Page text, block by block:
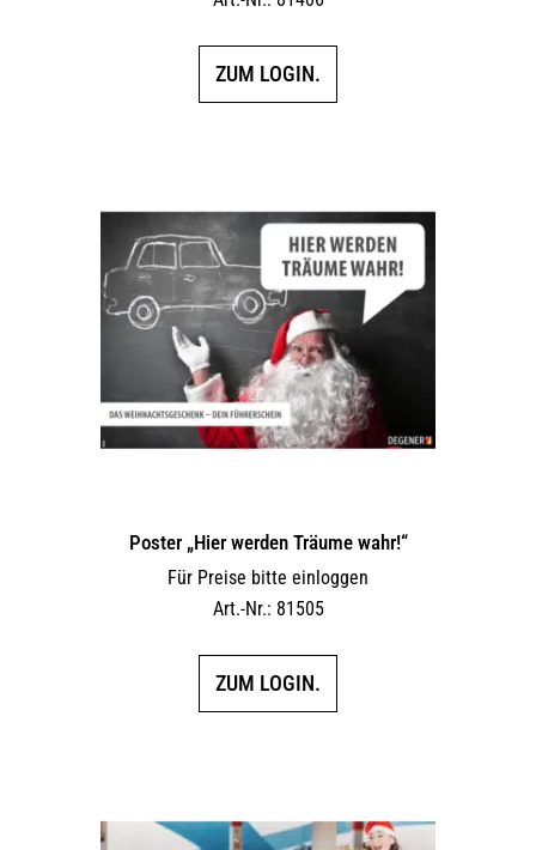
ZUM LOGIN.
Poster „Hier werden Träume wahr!“
Für Preise bitte einloggen
Art.-Nr.: 81505
ZUM LOGIN.